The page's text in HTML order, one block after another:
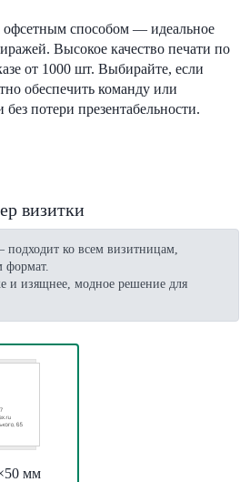
офсетным способом — идеальное
Высокое качество печати по
от 1000 шт. Выбирайте, если
обеспечить команду или
потери презентабельности.
визитки
ко всем визитницам,
формат.
изящнее, модное решение для
мм